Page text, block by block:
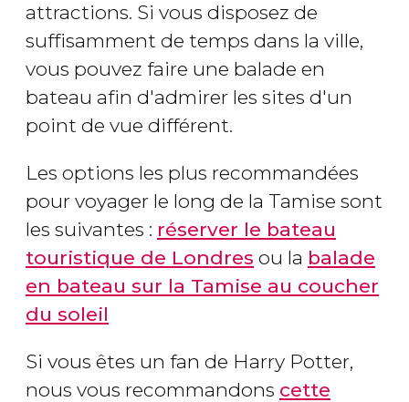
attractions. Si vous disposez de
suffisamment de temps dans la ville,
vous pouvez faire une balade en
bateau afin d'admirer les sites d'un
point de vue différent.
Les options les plus recommandées
pour voyager le long de la Tamise sont
les suivantes : réserver le bateau
touristique de Londres ou la balade
en bateau sur la Tamise au coucher
du soleil
Si vous êtes un fan de Harry Potter,
nous vous recommandons cette